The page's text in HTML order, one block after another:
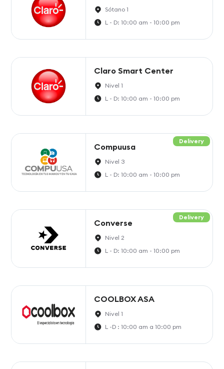
Sótano 1
L - D: 10:00 am - 10:00 pm
Claro Smart Center
Nivel 1
L - D: 10:00 am - 10:00 pm
Delivery
Compuusa
Nivel 3
L - D: 10:00 am - 10:00 pm
Delivery
Converse
Nivel 2
L - D: 10:00 am - 10:00 pm
COOLBOX ASA
Nivel 1
L -D : 10:00 am a 10:00 pm